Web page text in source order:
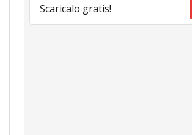
Scaricalo gratis!